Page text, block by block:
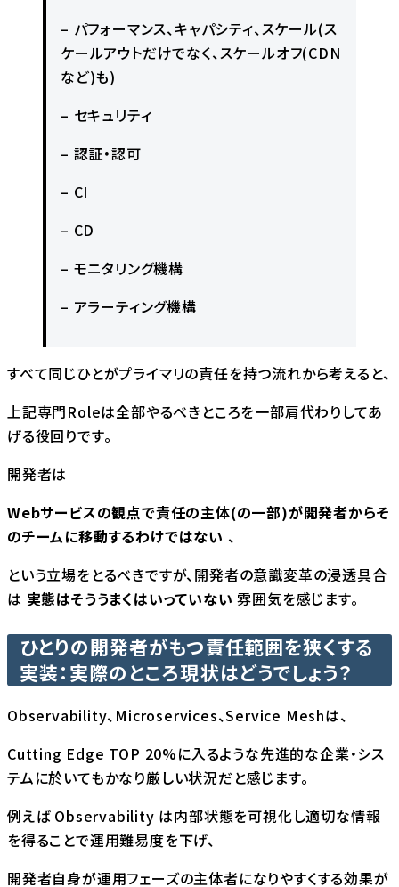
– パフォーマンス、キャパシティ、スケール(ス
ケールアウトだけでなく、スケールオフ(CDN
など)も)
– セキュリティ
– 認証・認可
– CI
– CD
– モニタリング機構
– アラーティング機構
すべて同じひとがプライマリの責任を持つ流れから考えると、
上記専門Roleは全部やるべきところを一部肩代わりしてあ
げる役回りです。
開発者は
Webサービスの観点で責任の主体(の一部)が開発者からそ
のチームに移動するわけではない 、
という立場をとるべきですが、開発者の意識変革の浸透具合
は 実態はそううまくはいっていない 雰囲気を感じます。
ひとりの開発者がもつ責任範囲を狭くする
実装：実際のところ現状はどうでしょう？
Observability、Microservices、Service Meshは、
Cutting Edge TOP 20%に入るような先進的な企業・シス
テムに於いてもかなり厳しい状況だと感じます。
例えば Observability は内部状態を可視化し適切な情報
を得ることで運用難易度を下げ、
開発者自身が運用フェーズの主体者になりやすくする効果が